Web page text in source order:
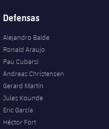
Defensas
Alejandro Balde
Ronald Araujo
Pau Cubarsí
Andreas Christensen
Gerard Martín
Jules Kounde
Eric García
Héctor Fort